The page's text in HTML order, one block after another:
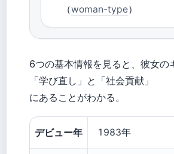
（woman-type）
6つの基本情報を見ると、彼女の
「学び直し」と「社会貢献」
にあることがわかる。
デビュー年 1983年